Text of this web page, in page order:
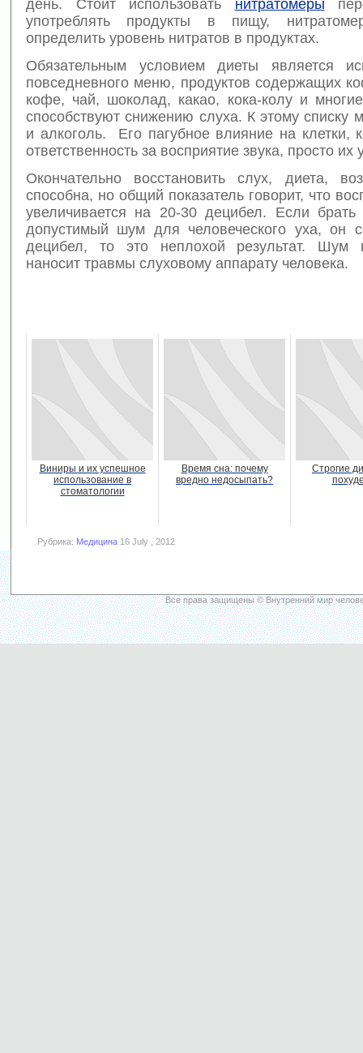
день. Стоит использовать нитратомеры
употреблять продукты в пищу,
определить уровень нитратов в продуктах.
Обязательным условием диеты является
повседневного меню, продуктов содержащих
кофе, чай, шоколад, какао, кока-колу и
способствуют снижению слуха. К этому списку
и алкоголь. Его пагубное влияние на клетки,
ответственность за восприятие звука, просто их
Окончательно восстановить слух, диета,
способна, но общий показатель говорит, что
увеличивается на 20-30 децибел. Если
допустимый шум для человеческого уха, он
децибел, то это неплохой результат.
наносит травмы слуховому аппарату человека.
Виниры и их успешное
использование в
стоматологии
Время сна: почему
вредно недосыпать?
Строгие
Рубрика: Медицина 16 July , 2012
Все права защищены © Внутренний мир